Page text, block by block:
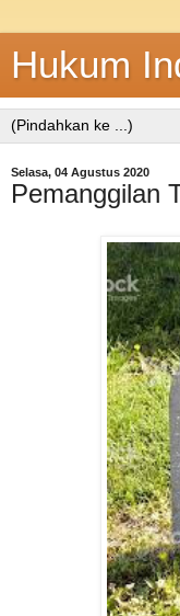
Hukum
Selasa, 04 Agustus 2020
Pemanggilan